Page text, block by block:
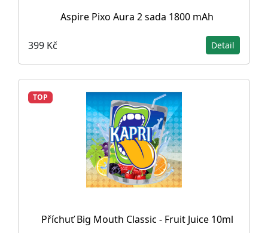
Aspire Pixo Aura 2 sada 1800 mAh
399 Kč Detail
TOP
Příchuť Big Mouth Classic - Fruit Juice 10ml